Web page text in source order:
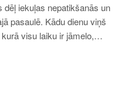
iekuļas nepatikšanās un
pasaulē. Kādu dienu viņš
visu laiku ir jāmelo,…